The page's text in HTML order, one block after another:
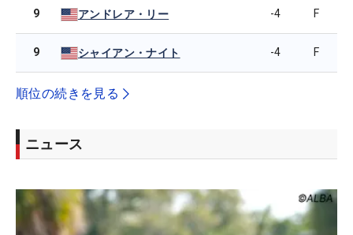
9 アンドレア・リー -4 F
9 シャイアン・ナイト -4 F
順位の続きを見る
ニュース